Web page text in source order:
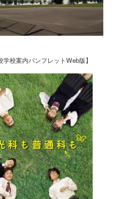
学校案内パンフレットWeb版】